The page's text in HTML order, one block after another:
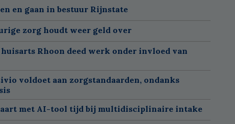
en gaan in bestuur Rijnstate
zorg houdt weer geld over
huisarts Rhoon deed werk onder invloed van
voldoet aan zorgstandaarden, ondanks
met AI-tool tijd bij multidisciplinaire intake